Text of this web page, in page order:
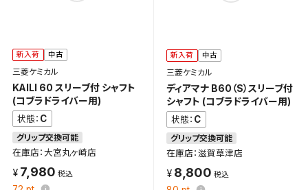
新入荷 中古
三菱ケミカル
KAILI 60 スリーブ付 シャフト
(コブラドライバー用)
状態： C
グリップ交換可能
在庫店：大宮丸ヶ崎店
7,980
新入荷 中古
三菱ケミカル
ディアマナ B60（S）スリーブ付
シャフト (コブラドライバー用)
状態： C
グリップ交換可能
在庫店：滋賀草津店
8,800